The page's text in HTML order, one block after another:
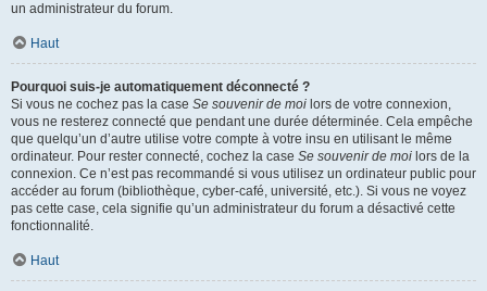
un administrateur du forum.
Haut
Pourquoi suis-je automatiquement déconnecté ?
Si vous ne cochez pas la case Se souvenir de moi lors de votre connexion,
vous ne resterez connecté que pendant une durée déterminée. Cela empêche
que quelqu’un d’autre utilise votre compte à votre insu en utilisant le même
ordinateur. Pour rester connecté, cochez la case Se souvenir de moi lors de la
connexion. Ce n’est pas recommandé si vous utilisez un ordinateur public pour
accéder au forum (bibliothèque, cyber-café, université, etc.). Si vous ne voyez
pas cette case, cela signifie qu’un administrateur du forum a désactivé cette
fonctionnalité.
Haut